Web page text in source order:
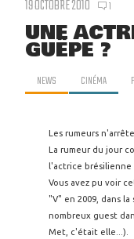
19 OCTOBRE 2010 1
UNE
GUÊPE ?
NEWS CINÉMA
Les rumeurs
La rumeur du jour
l'actrice brésilienne
Vous avez pu voir
"V" en 2009, dans
nombreux guest
Met, c'était elle...).